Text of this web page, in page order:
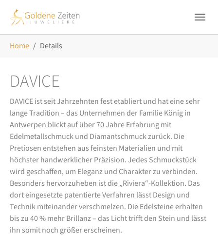
Home Details
DAVICE
DAVICE ist seit Jahrzehnten fest etabliert und hat eine sehr
lange Tradition – das Unternehmen der Familie König in
Antwerpen blickt auf über 70 Jahre Erfahrung mit
Edelmetallschmuck und Diamantschmuck zurück. Die
Pretiosen entstehen aus feinsten Materialien und mit
höchster handwerklicher Präzision. Jedes Schmuckstück
wird geschaffen, um Eleganz und Charakter zu verbinden.
Besonders hervorzuheben ist die „Riviera“-Kollektion. Das
dort eingesetzte patentierte Verfahren lässt Design und
Technik miteinander verschmelzen. Die Edelsteine erhalten
bis zu 40 % mehr Brillanz – das Licht trifft den Stein und lässt
ihn somit noch größer erscheinen.